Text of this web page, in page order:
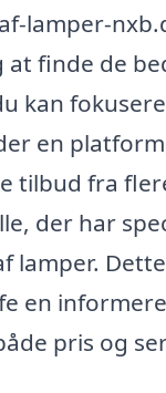
lamper-
finde de
kan
en
tilbud fra
der har
lamper.
en
pris og